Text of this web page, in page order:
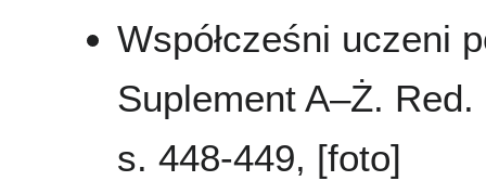
Współcześni uczeni
Suplement A–Ż.
s. 448-449, [foto]